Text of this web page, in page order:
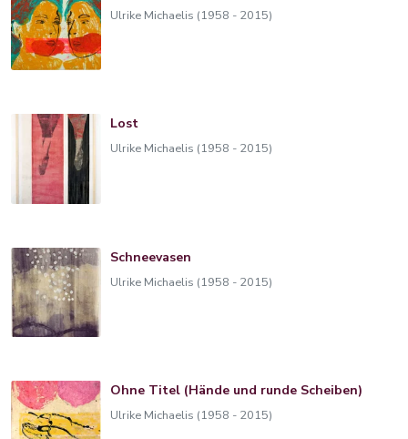
Ulrike Michaelis (1958 - 2015)
Lost
Ulrike Michaelis (1958 - 2015)
Schneevasen
Ulrike Michaelis (1958 - 2015)
Ohne Titel (Hände und runde Scheiben)
Ulrike Michaelis (1958 - 2015)